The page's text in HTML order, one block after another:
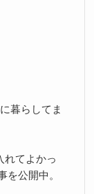
暮らしてま
れてよかっ
を公開中。